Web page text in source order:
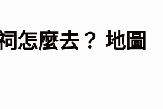
怎麼去？ 地圖